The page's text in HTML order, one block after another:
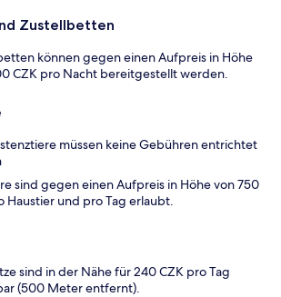
Zustellbetten
können gegen einen Aufpreis in Höhe
CZK pro Nacht bereitgestellt werden.
müssen keine Gebühren entrichtet
sind gegen einen Aufpreis in Höhe von 750
Haustier und pro Tag erlaubt.
sind in der Nähe für 240 CZK pro Tag
(500 Meter entfernt).